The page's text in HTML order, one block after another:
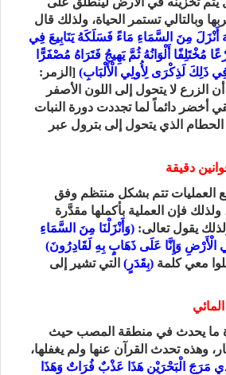
وبالتالي تستمر الحياة، ولذلك قال
أَنْزَلَ مِنَ السَّمَاءِ مَاءً فَسَلَكَهُ يَنَابِيعَ فِي
مُخْتَلِفًا أَلْوَانُهُ ثُمَّ يَهِيجُ فَتَرَاهُ مُصْفَرًّا
ذَلِكَ لَذِكْرَى لِأُولِي الْأَلْبَابِ)[الزمر:
الزرع لا يتحول إلى اللون الأصفر
أخضر دائماً لما تجددت دورة النبات
الحطام الذي يتحول إلى بترول عبر
العمليات تتم بشكل منتظم وفق
ولذلك فإن العملية بأكملها مقدَّرة
يقول تعالى:(وَأَنْزَلْنَا مِنَ السَّمَاءِ
الْأَرْضِ وَإِنَّا عَلَى ذَهَابٍ بِهِ لَقَادِرُونَ)
(بِقَدَرٍ)التي تشير إلى
ما يحدث في منطقة المصب حيث
وهذه تحدث القرآن عنها ولم يغفلها،
مَرَجَ الْبَحْرَيْنِ هَذَا عَذْبٌ فُرَاتٌ وَهَذَا